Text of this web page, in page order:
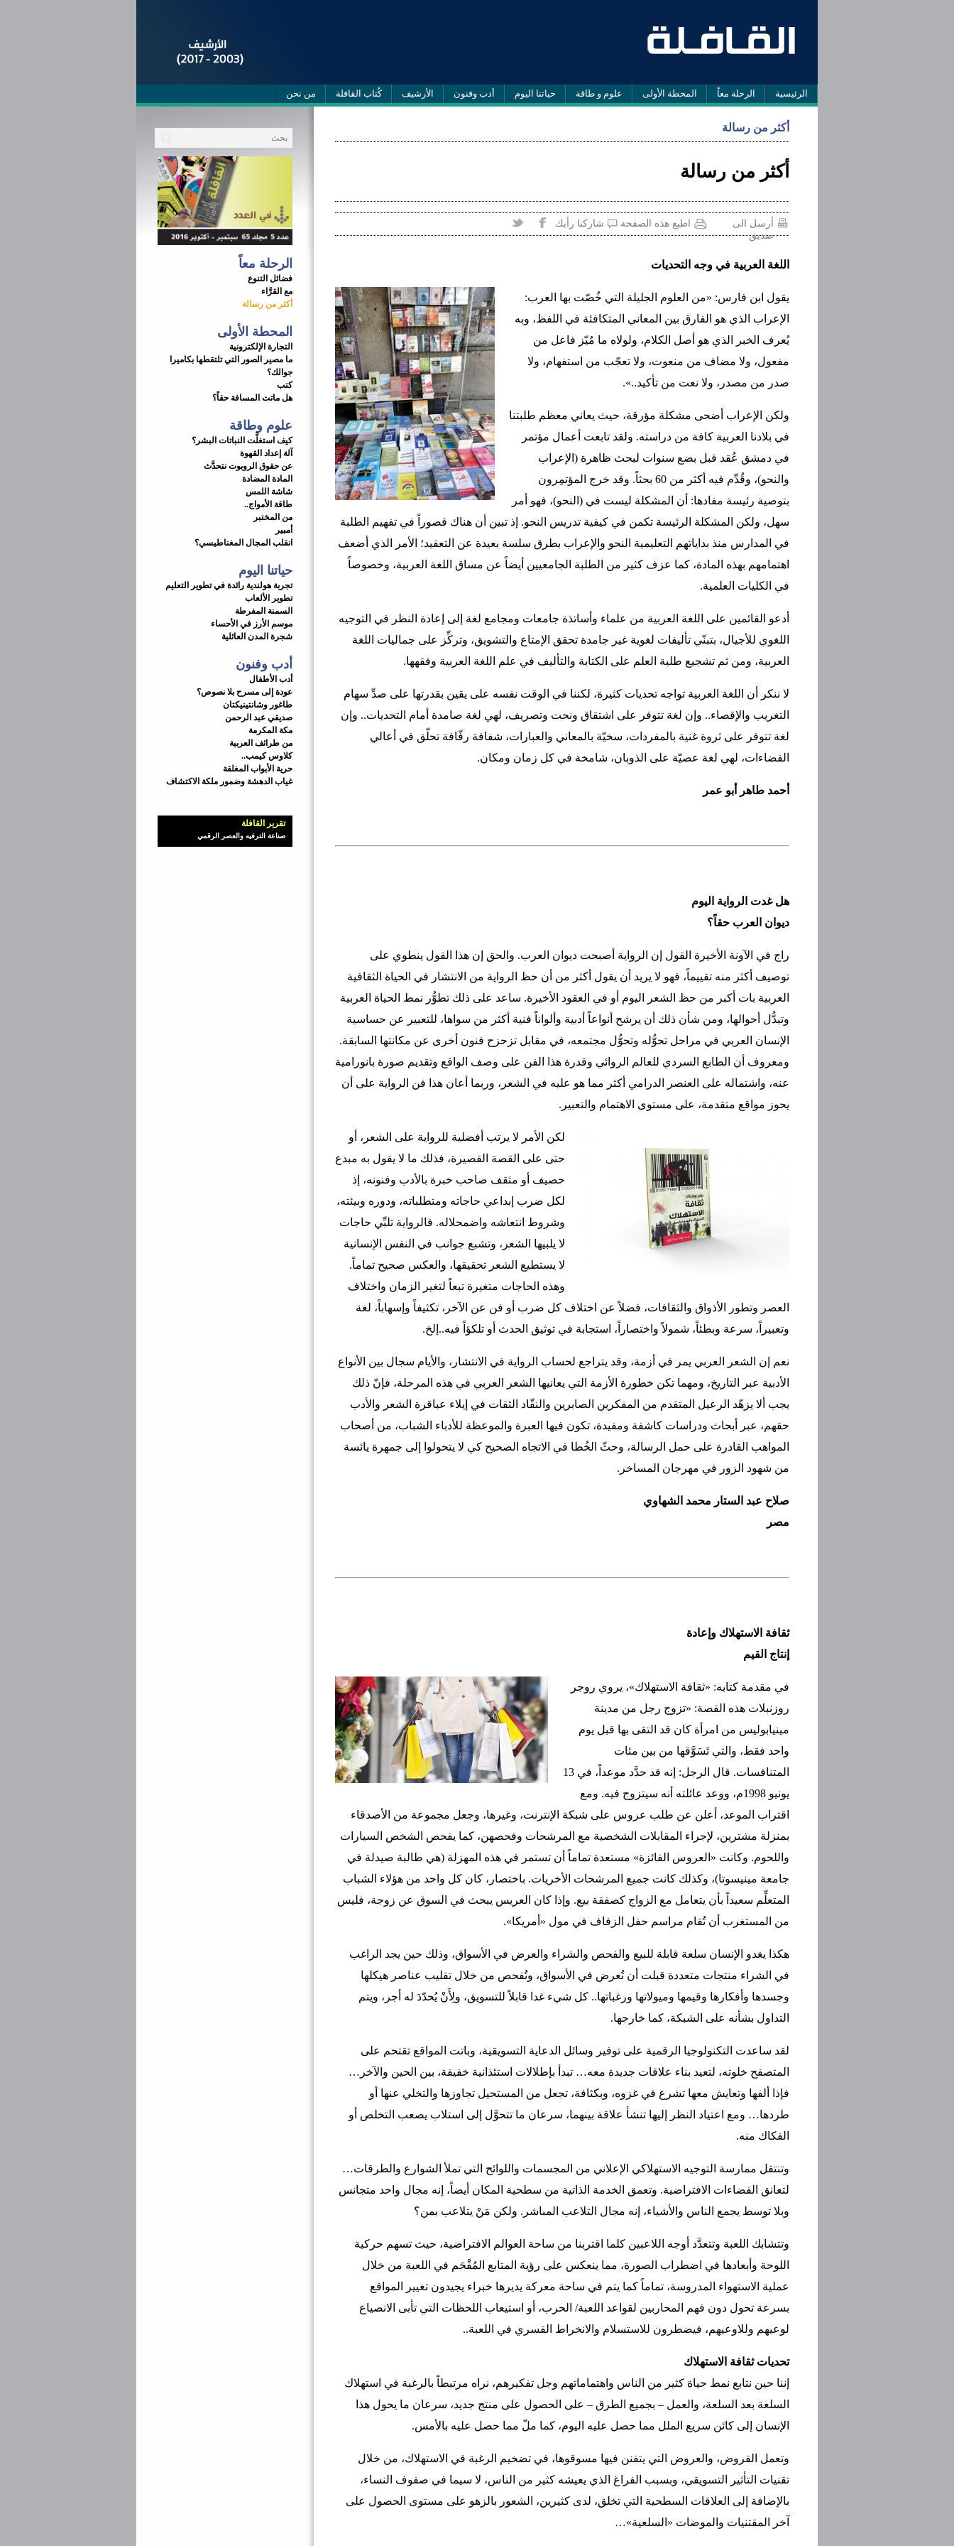
الرئيسية الرحلة معاً المحطة الأولى علوم و طاقة حياتنا اليوم أدب وفنون الأرشيف كُتاب القافلة من نحن
الرحلة معاً
فضائل التنوع
مع القرَّاء
أكثر‭ ‬من‭ ‬رسالة
المحطة الأولى
التجارة الإلكترونية
ما مصير الصور التي تلتقطها بكاميرا
جوالك؟
كتب
هل‭ ‬ماتت‭ ‬المسافة‭ ‬حقاً؟
علوم وطاقة
كيف استغلَّت النباتات البشر؟
آلة إعداد القهوة
عن حقوق الروبوت نتحدَّث
المادة المضادة
شاشة اللمس
طاقة الأمواج..
من المختبر
أمبير
انقلب المجال المغناطيسي؟
حياتنا اليوم
تجربة هولندية رائدة في تطوير التعليم
تطوير الألعاب
السمنة المفرطة
موسم الأرز في الأحساء
شجرة المدن العائلية
أدب وفنون
أدب الأطفال
عودة إلى مسرح بلا نصوص؟
طاغور وشانتينيكتان
صديقي عبد الرحمن
مكة المكرمة
من طرائف العربية
كلاوس كيمب..
حرية الأبواب المغلقة
غياب الدهشة وضمور ملكة الاكتشاف
تقرير القافلة
صناعة الترفيه والعصر الرقمي
أكثر من رسالة
أكثر‭ ‬من‭ ‬رسالة
أرسل الى
صديق
اطبع هذه الصفحة شاركنا رأيك
اللغة العربية في وجه التحديات
يقول ابن فارس: «من العلوم الجليلة التي خُصّت بها العرب:
الإعراب الذي هو الفارق بين المعاني المتكافئة في اللفظ، وبه
يُعرف الخبر الذي هو أصل الكلام، ولولاه ما مُيّز فاعل من
مفعول، ولا مضاف من منعوت، ولا تعجّب من استفهام، ولا
صدر من مصدر، ولا نعت من تأكيد..».
ولكن الإعراب أضحى مشكلة مؤرقة، حيث يعاني معظم طلبتنا
في بلادنا العربية كافة من دراسته. ولقد تابعت أعمال مؤتمر
في دمشق عُقد قبل بضع سنوات لبحث ظاهرة (الإعراب
والنحو)، وقُدِّم فيه أكثر من 60 بحثاً. وقد خرج المؤتمِرون
بتوصية رئيسة مفادها: أن المشكلة ليست في (النحو)، فهو أمر
سهل، ولكن المشكلة الرئيسة تكمن في كيفية تدريس النحو. إذ تبين أن هناك قصوراً في تفهيم الطلبة
في المدارس منذ بداياتهم التعليمية النحو والإعراب بطرق سلسة بعيدة عن التعقيد؛ الأمر الذي أضعف
اهتمامهم بهذه المادة، كما عزف كثير من الطلبة الجامعيين أيضاً عن مساق اللغة العربية، وخصوصاً
في الكليات العلمية.
أدعو القائمين على اللغة العربية من علماء وأساتذة جامعات ومجامع لغة إلى إعادة النظر في التوجيه
اللغوي للأجيال، بتبنّي تأليفات لغوية غير جامدة تحقق الإمتاع والتشويق، وتركِّز على جماليات اللغة
العربية، ومن ثم تشجيع طلبة العلم على الكتابة والتأليف في علم اللغة العربية وفقهها.
لا ننكر أن اللغة العربية تواجه تحديات كثيرة، لكننا في الوقت نفسه على يقين بقدرتها على صدِّ سهام
التغريب والإقصاء.. وإن لغة تتوفر على اشتقاق ونحت وتصريف، لهي لغة صامدة أمام التحديات.. وإن
لغة تتوفر على ثروة غنية بالمفردات، سخيّة بالمعاني والعبارات، شفافة رفّافة تحلّق في أعالي
الفضاءات، لهي لغة عصيّة على الذوبان، شامخة في كل زمان ومكان.
أحمد طاهر أبو عمر
هل غدت الرواية اليوم
ديوان العرب حقاً؟
راج في الآونة الأخيرة القول إن الرواية أصبحت ديوان العرب. والحق إن هذا القول ينطوي على
توصيف أكثر منه تقييماً، فهو لا يريد أن يقول أكثر من أن حظ الرواية من الانتشار في الحياة الثقافية
العربية بات أكبر من حظ الشعر اليوم أو في العقود الأخيرة. ساعد على ذلك تطوُّر نمط الحياة العربية
وتبدُّل أحوالها، ومن شأن ذلك أن يرشح أنواعاً أدبية وألواناً فنية أكثر من سواها، للتعبير عن حساسية
الإنسان العربي في مراحل تحوُّله وتحوُّل مجتمعه، في مقابل تزحزح فنون أخرى عن مكانتها السابقة.
ومعروف أن الطابع السردي للعالم الروائي وقدرة هذا الفن على وصف الواقع وتقديم صورة بانورامية
عنه، واشتماله على العنصر الدرامي أكثر مما هو عليه في الشعر، وربما أعان هذا فن الرواية على أن
يحوز مواقع متقدمة، على مستوى الاهتمام والتعبير.
لكن الأمر لا يرتب أفضلية للرواية على الشعر، أو
حتى على القصة القصيرة، فذلك ما لا يقول به مبدع
حصيف أو مثقف صاحب خبرة بالأدب وفنونه، إذ
لكل ضرب إبداعي حاجاته ومتطلباته، ودوره وبيئته،
وشروط انتعاشه واضمحلاله. فالرواية تلبِّي حاجات
لا يلبيها الشعر، وتشبع جوانب في النفس الإنسانية
لا يستطيع الشعر تحقيقها، والعكس صحيح تماماً.
وهذه الحاجات متغيرة تبعاً لتغير الزمان واختلاف
العصر وتطور الأذواق والثقافات، فضلاً عن اختلاف كل ضرب أو فن عن الآخر، تكثيفاً وإسهاباً، لغة
وتعبيراً، سرعة وبطئاً، شمولاً واختصاراً، استجابة في توثيق الحدث أو تلكؤاً فيه..إلخ.
نعم إن الشعر العربي يمر في أزمة، وقد يتراجع لحساب الرواية في الانتشار، والأيام سجال بين الأنواع
الأدبية عبر التاريخ، ومهما تكن خطورة الأزمة التي يعانيها الشعر العربي في هذه المرحلة، فإنّ ذلك
يجب ألا يزهّد الرعيل المتقدم من المفكرين الصابرين والنقّاد الثقات في إيلاء عباقرة الشعر والأدب
حقهم، عبر أبحاث ودراسات كاشفة ومفيدة، تكون فيها العبرة والموعظة للأدباء الشباب، من أصحاب
المواهب القادرة على حمل الرسالة، وحثّ الخُطا في الاتجاه الصحيح كي لا يتحولوا إلى جمهرة يائسة
من شهود الزور في مهرجان المساخر.
صلاح عبد الستار محمد الشهاوي
مصر
ثقافة الاستهلاك وإعادة
إنتاج القيم
في مقدمة كتابه: «ثقافة الاستهلاك»، يروي روجر
روزنبلات هذه القصة: «تزوج رجل من مدينة
مينيابوليس من امرأة كان قد التقى بها قبل يوم
واحد فقط، والتي تَسَوَّقها من بين مئات
المتنافسات. قال الرجل: إنه قد حدَّد موعداً، في 13
يونيو 1998م، ووعد عائلته أنه سيتزوج فيه. ومع
اقتراب الموعد، أعلن عن طلب عروس على شبكة الإنترنت، وغيرها، وجعل مجموعة من الأصدقاء
بمنزلة مشترين، لإجراء المقابلات الشخصية مع المرشحات وفحصهن، كما يفحص الشخص السيارات
واللحوم. وكانت «العروس الفائزة» مستعدة تماماً أن تستمر في هذه المهزلة (هي طالبة صيدلة في
جامعة مينيسوتا)، وكذلك كانت جميع المرشحات الأخريات. باختصار، كان كل واحد من هؤلاء الشباب
المتعلِّم سعيداً بأن يتعامل مع الزواج كصفقة بيع. وإذا كان العريس يبحث في السوق عن زوجة، فليس
من المستغرب أن تُقام مراسم حفل الزفاف في مول «أمريكا».
هكذا يغدو الإنسان سلعة قابلة للبيع والفحص والشراء والعرض في الأسواق، وذلك حين يجد الراغب
في الشراء منتجات متعددة قبلت أن تُعرض في الأسواق، وتُفحص من خلال تقليب عناصر هيكلها
وجسدها وأفكارها وقيمها وميولاتها ورغباتها.. كل شيء غدا قابلاً للتسويق، ولِأَنْ يُحدّدَ له أجر، ويتم
التداول بشأنه على الشبكة، كما خارجها.
لقد ساعدت التكنولوجيا الرقمية على توفير وسائل الدعاية التسويقية، وباتت المواقع تقتحم على
المتصفح خلوته، لتعيد بناء علاقات جديدة معه… تبدأ بإطلالات استئذانية خفيفة، بين الحين والآخر…
فإذا ألفها وتعايش معها تشرع في غزوه، وبكثافة، تجعل من المستحيل تجاوزها والتخلي عنها أو
طردها… ومع اعتياد النظر إليها تنشأ علاقة بينهما، سرعان ما تتحوَّل إلى استلاب يصعب التخلص أو
الفكاك منه.
وتنتقل ممارسة التوجيه الاستهلاكي الإعلاني من المجسمات واللوائح التي تملأ الشوارع والطرقات…
لتعانق الفضاءات الافتراضية. وتعمق الخدمة الذاتية من سطحية المكان أيضاً، إنه مجال واحد متجانس
وبلا توسط يجمع الناس والأشياء، إنه مجال التلاعب المباشر. ولكن مَنْ يتلاعب بمن؟
وتتشابك اللعبة وتتعدَّد أوجه اللاعبين كلما اقتربنا من ساحة العوالم الافتراضية، حيث تسهم حركية
اللوحة وأبعادها في اضطراب الصورة، مما ينعكس على رؤية المتابع المُقْحَم في اللعبة من خلال
عملية الاستهواء المدروسة، تماماً كما يتم في ساحة معركة يديرها خبراء يجيدون تغيير المواقع
بسرعة تحول دون فهم المحاربين لقواعد اللعبة/ الحرب، أو استيعاب اللحظات التي تأبى الانصياع
لوعيهم وللاوعيهم، فيضطرون للاستسلام والانخراط القسري في اللعبة..
تحديات ثقافة الاستهلاك
إننا حين نتابع نمط حياة كثير من الناس واهتماماتهم وجل تفكيرهم، نراه مرتبطاً بالرغبة في استهلاك
السلعة بعد السلعة، والعمل – بجميع الطرق – على الحصول على منتج جديد، سرعان ما يحول هذا
الإنسان إلى كائن سريع الملل مما حصل عليه اليوم، كما ملّ مما حصل عليه بالأمس.
وتعمل القروض، والعروض التي يتفنن فيها مسوقوها، في تضخيم الرغبة في الاستهلاك، من خلال
تقنيات التأثير التسويقي، وبسبب الفراغ الذي يعيشه كثير من الناس، لا سيما في صفوف النساء،
بالإضافة إلى العلاقات السطحية التي تخلق، لدى كثيرين، الشعور بالزهو على مستوى الحصول على
آخر المقتنيات والموضات «السلعية»…